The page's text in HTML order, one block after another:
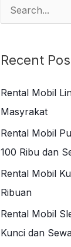
e
r
o
r
:
Recent
Rental Mobil
Masyrakat
Rental Mobil
100 Ribu dan
Rental Mobil
Ribuan
Rental Mobil
Kunci dan